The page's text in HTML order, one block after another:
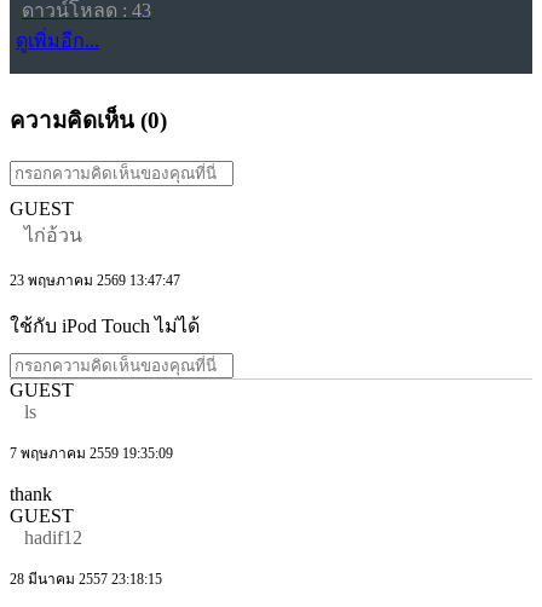
ดาวน์โหลด : 43
ดูเพิ่มอีก...
ความคิดเห็น (0)
GUEST
ไก่อ้วน
23 พฤษภาคม 2569 13:47:47
ใช้กับ iPod Touch ไม่ได้
GUEST
ls
7 พฤษภาคม 2559 19:35:09
thank
GUEST
hadif12
28 มีนาคม 2557 23:18:15